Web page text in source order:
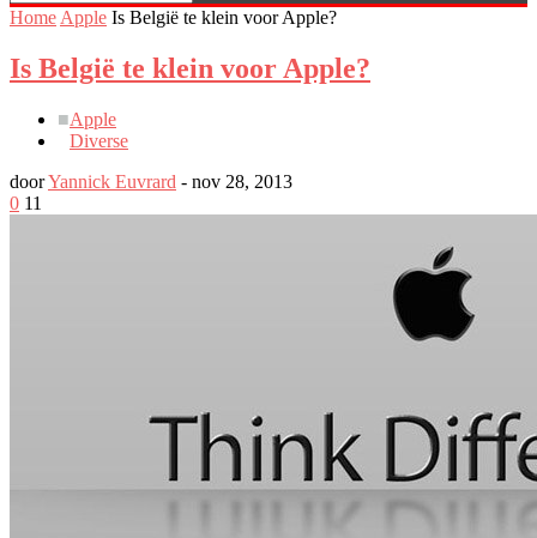
Home Apple Is België te klein voor Apple?
Is België te klein voor Apple?
■Apple
Diverse
doorYannick Euvrard - nov 28, 2013
0 11